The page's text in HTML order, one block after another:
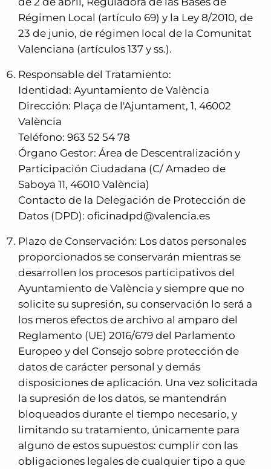
Régimen Local (artículo 69) y la Ley 8/2010, de
23 de junio, de régimen local de la Comunitat
Valenciana (artículos 137 y ss.).
Responsable del Tratamiento:
Identidad: Ayuntamiento de València
Dirección: Plaça de l'Ajuntament, 1, 46002
València
Teléfono: 963 52 54 78
Órgano Gestor: Área de Descentralización y
Participación Ciudadana (C/ Amadeo de
Saboya 11, 46010 València)
Contacto de la Delegación de Protección de
Datos (DPD): oficinadpd@valencia.es
Plazo de Conservación: Los datos personales
proporcionados se conservarán mientras se
desarrollen los procesos participativos del
Ayuntamiento de València y siempre que no
solicite su supresión, su conservación lo será a
los meros efectos de archivo al amparo del
Reglamento (UE) 2016/679 del Parlamento
Europeo y del Consejo sobre protección de
datos de carácter personal y demás
disposiciones de aplicación. Una vez solicitada
la supresión de los datos, se mantendrán
bloqueados durante el tiempo necesario, y
limitando su tratamiento, únicamente para
alguno de estos supuestos: cumplir con las
obligaciones legales de cualquier tipo a que